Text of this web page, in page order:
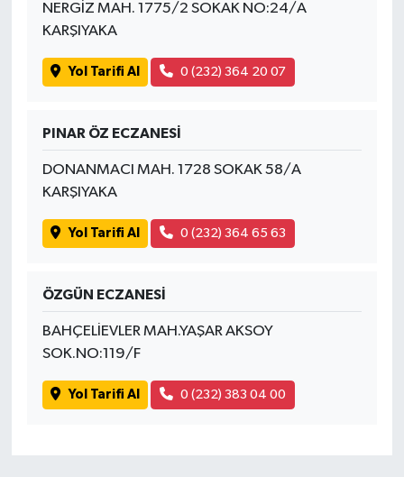
NERGİZ MAH. 1775/2 SOKAK NO:24/A
KARŞIYAKA
Yol Tarifi Al 0 (232) 364 20 07
PINAR ÖZ ECZANESİ
DONANMACI MAH. 1728 SOKAK 58/A
KARŞIYAKA
Yol Tarifi Al 0 (232) 364 65 63
ÖZGÜN ECZANESİ
BAHÇELİEVLER MAH.YAŞAR AKSOY
SOK.NO:119/F
Yol Tarifi Al 0 (232) 383 04 00